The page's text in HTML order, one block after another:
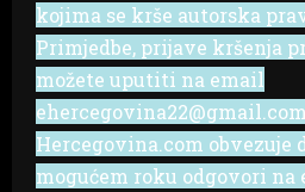
kojima se krše autorska
Primjedbe, prijave kršenja
možete uputiti na email
Hercegovina.com obvezuje
mogućem roku odgovori na